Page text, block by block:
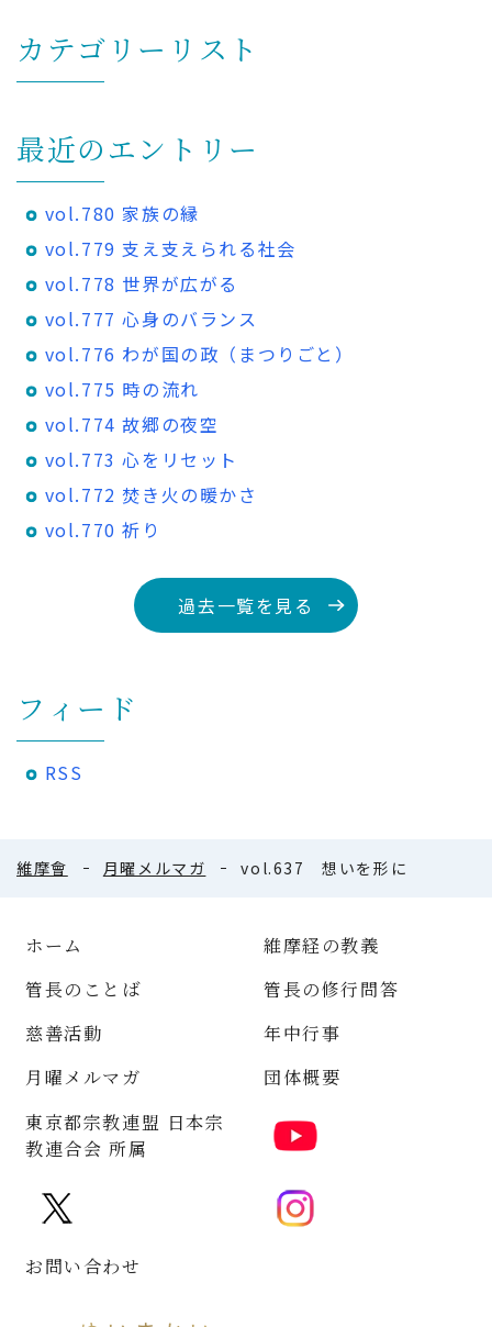
カテゴリーリスト
最近のエントリー
vol.780 家族の縁
vol.779 支え支えられる社会
vol.778 世界が広がる
vol.777 心身のバランス
vol.776 わが国の政（まつりごと）
vol.775 時の流れ
vol.774 故郷の夜空
vol.773 心をリセット
vol.772 焚き火の暖かさ
vol.770 祈り
過去一覧を見る
フィード
RSS
維摩會 月曜メルマガ vol.637 想いを形に
ホーム
維摩経の教義
管長のことば
管長の修行問答
慈善活動
年中行事
月曜メルマガ
団体概要
東京都宗教連盟 日本宗
教連合会 所属
お問い合わせ